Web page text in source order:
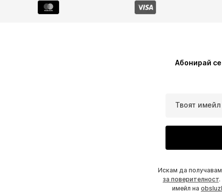
Абонирай
Твоят
Искам да
за поверителност.
имейл на